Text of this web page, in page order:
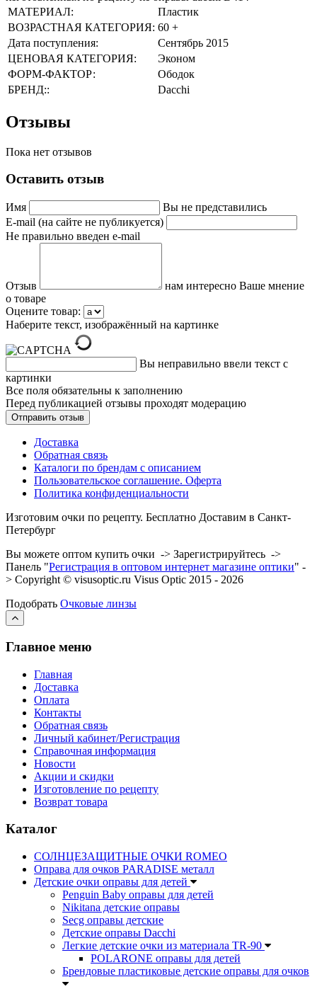
МАТЕРИАЛ:
Пластик
ВОЗРАСТНАЯ КАТЕГОРИЯ: 60 +
Дата поступления:
Сентябрь 2015
ЦЕНОВАЯ КАТЕГОРИЯ:
Эконом
ФОРМ-ФАКТОР:
Ободок
БРЕНД::
Dacchi
Отзывы
Пока нет отзывов
Оставить отзыв
Имя
Вы не представились
E-mail (на сайте не публикуется)
Не правильно введен e-mail
Отзыв
нам интересно Ваше мнение
о товаре
Оцените товар:
Наберите текст, изображённый на картинке
Вы неправильно ввели текст с
картинки
Все поля обязательны к заполнению
Перед публикацией отзывы проходят модерацию
Доставка
Обратная связь
Каталоги по брендам с описанием
Пользовательское соглашение. Оферта
Политика конфиденциальности
Изготовим очки по рецепту. Бесплатно Доставим в Санкт-
Петербург
Вы можете оптом купить очки -> Зарегистрируйтесь ->
Панель "Регистрация в оптовом интернет магазине оптики" -
> Copyright © visusoptic.ru Visus Optic 2015 - 2026
Подобрать Очковые линзы
Главное меню
Главная
Доставка
Оплата
Контакты
Обратная связь
Личный кабинет/Регистрация
Справочная информация
Новости
Акции и скидки
Изготовление по рецепту
Возврат товара
Каталог
СОЛНЦЕЗАЩИТНЫЕ ОЧКИ ROMEO
Оправа для очков PARADISE металл
Детские очки оправы для детей
Penguin Baby оправы для детей
Nikitana детские оправы
Secg оправы детские
Детские оправы Dacchi
Легкие детские очки из материала TR-90
POLARONE оправы для детей
Брендовые пластиковые детские оправы для очков